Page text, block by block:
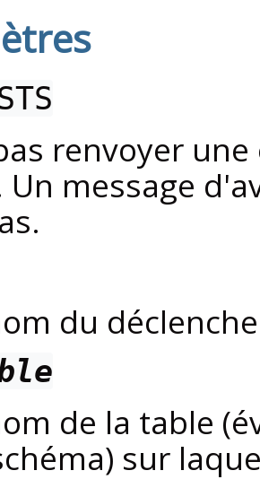
renvoyer
Un message
du
de la table
sur